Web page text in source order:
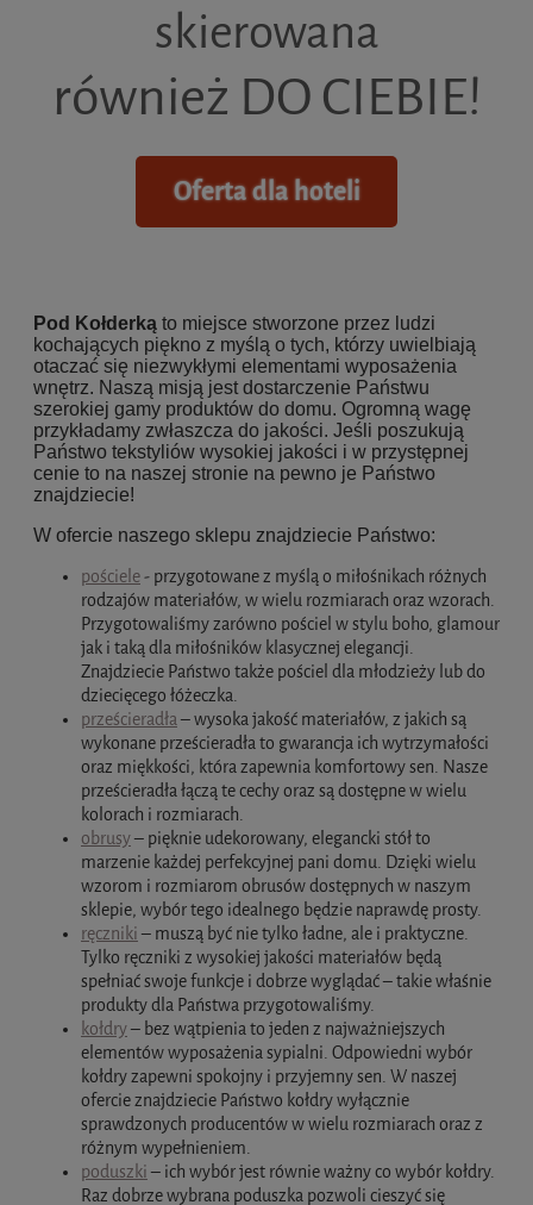
skierowana
również DO CIEBIE!
Oferta dla hoteli
Pod Kołderką to miejsce stworzone przez ludzi
kochających piękno z myślą o tych, którzy uwielbiają
otaczać się niezwykłymi elementami wyposażenia
wnętrz. Naszą misją jest dostarczenie Państwu
szerokiej gamy produktów do domu. Ogromną wagę
przykładamy zwłaszcza do jakości. Jeśli poszukują
Państwo tekstyliów wysokiej jakości i w przystępnej
cenie to na naszej stronie na pewno je Państwo
znajdziecie!
W ofercie naszego sklepu znajdziecie Państwo:
pościele- przygotowane z myślą o miłośnikach różnych
rodzajów materiałów, w wielu rozmiarach oraz wzorach.
Przygotowaliśmy zarówno pościel w stylu boho, glamour
jak i taką dla miłośników klasycznej elegancji.
Znajdziecie Państwo także pościel dla młodzieży lub do
dziecięcego łóżeczka.
prześcieradła– wysoka jakość materiałów, z jakich są
wykonane prześcieradła to gwarancja ich wytrzymałości
oraz miękkości, która zapewnia komfortowy sen. Nasze
prześcieradła łączą te cechy oraz są dostępne w wielu
kolorach i rozmiarach.
obrusy– pięknie udekorowany, elegancki stół to
marzenie każdej perfekcyjnej pani domu. Dzięki wielu
wzorom i rozmiarom obrusów dostępnych w naszym
sklepie, wybór tego idealnego będzie naprawdę prosty.
ręczniki – muszą być nie tylko ładne, ale i praktyczne.
Tylko ręczniki z wysokiej jakości materiałów będą
spełniać swoje funkcje i dobrze wyglądać – takie właśnie
produkty dla Państwa przygotowaliśmy.
kołdry– bez wątpienia to jeden z najważniejszych
elementów wyposażenia sypialni. Odpowiedni wybór
kołdry zapewni spokojny i przyjemny sen. W naszej
ofercie znajdziecie Państwo kołdry wyłącznie
sprawdzonych producentów w wielu rozmiarach oraz z
różnym wypełnieniem.
poduszki – ich wybór jest równie ważny co wybór kołdry.
Raz dobrze wybrana poduszka pozwoli cieszyć się